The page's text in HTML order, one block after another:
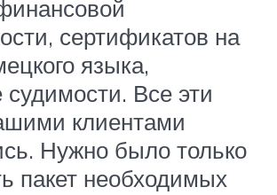
сертификатов на
языка,
судимости. Все эти
клиентами
Нужно было только
пакет необходимых